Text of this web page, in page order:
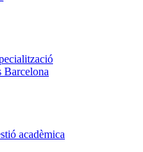
Barcelona
acadèmica